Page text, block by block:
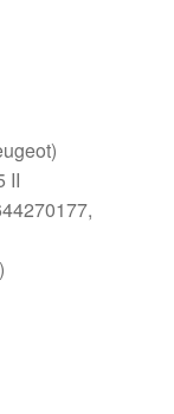
II